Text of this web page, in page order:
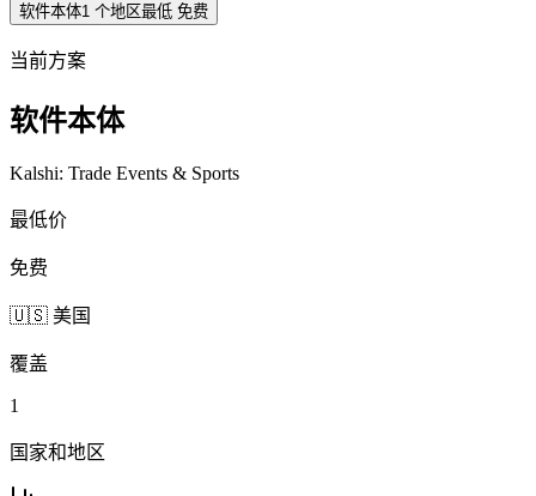
软件本体1 个地区最低 免费
当前方案
软件本体
Kalshi: Trade Events & Sports
最低价
免费
🇺🇸 美国
覆盖
1
国家和地区